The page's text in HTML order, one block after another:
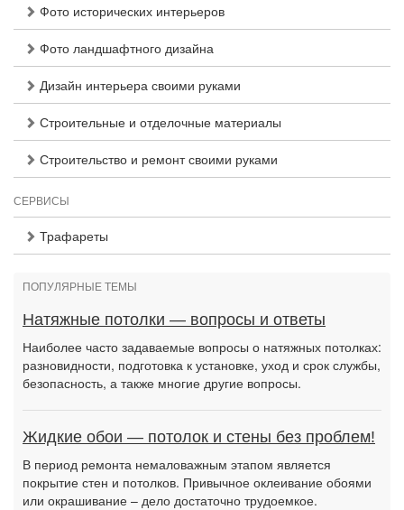
Фото исторических интерьеров
Фото ландшафтного дизайна
Дизайн интерьера своими руками
Строительные и отделочные материалы
Строительство и ремонт своими руками
СЕРВИСЫ
Трафареты
ПОПУЛЯРНЫЕ ТЕМЫ
Натяжные потолки — вопросы и ответы
Наиболее часто задаваемые вопросы о натяжных потолках:
разновидности, подготовка к установке, уход и срок службы,
безопасность, а также многие другие вопросы.
Жидкие обои — потолок и стены без проблем!
В период ремонта немаловажным этапом является
покрытие стен и потолков. Привычное оклеивание обоями
или окрашивание – дело достаточно трудоемкое.